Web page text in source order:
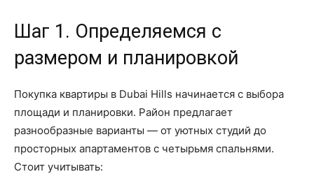
Шаг 1. Определяемся с
размером и планировкой
Покупка квартиры в Dubai Hills начинается с выбора
площади и планировки. Район предлагает
разнообразные варианты — от уютных студий до
просторных апартаментов с четырьмя спальнями.
Стоит учитывать: